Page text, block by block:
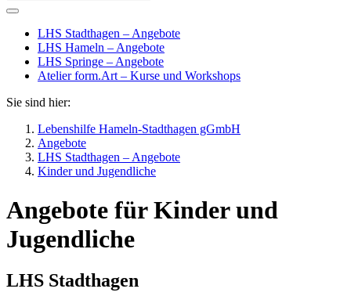
LHS Stadthagen – Angebote
LHS Hameln – Angebote
LHS Springe – Angebote
Atelier form.Art – Kurse und Workshops
Sie sind hier:
Lebenshilfe Hameln-Stadthagen gGmbH
Angebote
LHS Stadthagen – Angebote
Kinder und Jugendliche
Angebote für Kinder und
Jugendliche
LHS Stadthagen